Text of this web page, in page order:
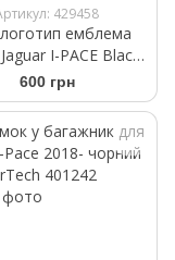
429458
емблема
I-PACE Black
чорний глянець
600 грн